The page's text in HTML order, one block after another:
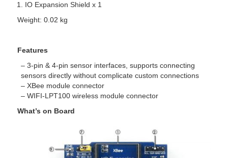
IO Expansion Shield x 1
Weight: 0.02 kg
Features
– 3-pin & 4-pin sensor interfaces, supports connecting
sensors directly without complicate custom connections
– XBee module connector
– WIFI-LPT100 wireless module connector
What’s on Board